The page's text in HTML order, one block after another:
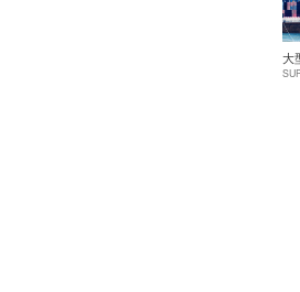
大